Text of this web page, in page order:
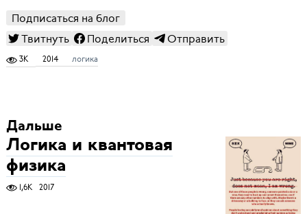
Подписаться на блог
Твитнуть
Поделиться Отправить
3K 2014 логика
Дальше
Логика и квантовая
физика
1,6K 2017